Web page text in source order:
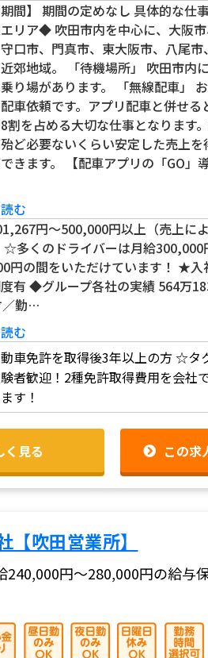
期間】 期間の定めなし 具体的な仕
リア◆ 吹田市内を中心に、大阪
口市、門真市、東大阪市、八尾市
郊地域。 「待機場所」 吹田市内
り場があります。 「無線配車」
車依頼です。アプリ配車と併せる
割を占める大切な仕事となります
ど必要ないくらい安定した売上を
きます。 【配車アプリの「GO」
む
円～500,000円以上（売上に
☆多くのドライバーは月給300,000
円の間をいただけています！ ★入
有 ◆グループ各社の実績 564万
／勤…
む
車免許を取得後3年以上の方☆タ
者歓迎！2種免許取得費用を会社
す！
く見る この求
吹田営業所】
240,000円～280,000円の給